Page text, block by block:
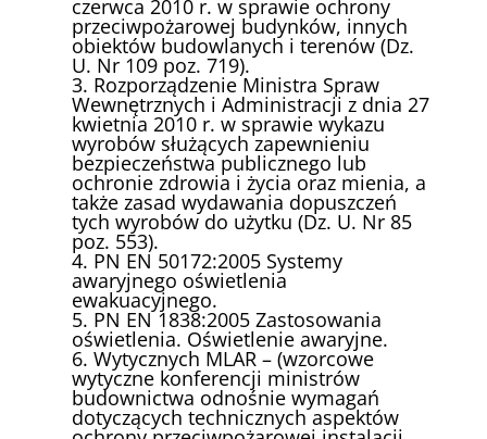
czerwca 2010 r. w sprawie ochrony
przeciwpożarowej budynków, innych
obiektów budowlanych i terenów (Dz.
U. Nr 109 poz. 719).
3. Rozporządzenie Ministra Spraw
Wewnętrznych i Administracji z dnia 27
kwietnia 2010 r. w sprawie wykazu
wyrobów służących zapewnieniu
bezpieczeństwa publicznego lub
ochronie zdrowia i życia oraz mienia, a
także zasad wydawania dopuszczeń
tych wyrobów do użytku (Dz. U. Nr 85
poz. 553).
4. PN EN 50172:2005 Systemy
awaryjnego oświetlenia
ewakuacyjnego.
5. PN EN 1838:2005 Zastosowania
oświetlenia. Oświetlenie awaryjne.
6. Wytycznych MLAR – (wzorcowe
wytyczne konferencji ministrów
budownictwa odnośnie wymagań
dotyczących technicznych aspektów